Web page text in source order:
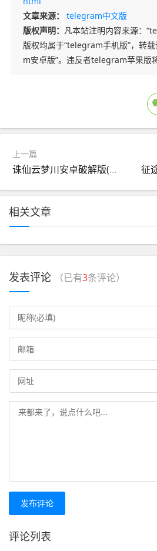
文章来源：
telegram中文版
版权声明： 凡本站注明内容来源：
版权均属于“telegram手机版”，转
m安卓版”。违反者telegram苹果版
上一篇
诛仙云梦川安卓破解版(诛仙云梦川电视剧演员表)
相关文章
发表评论 （已有3条评论）
发布评论
评论列表